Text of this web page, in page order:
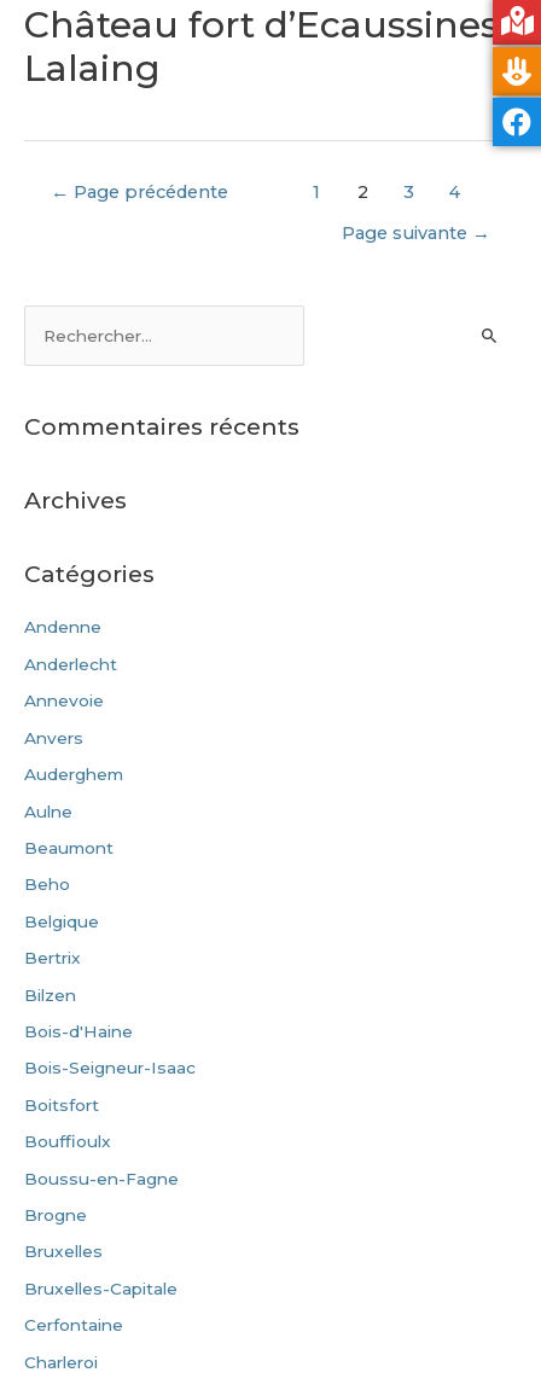
Château fort d’Ecaussines-
Lalaing
← Page précédente 1 2 3
4
Page suivante →
Commentaires récents
Archives
Catégories
Andenne
Anderlecht
Annevoie
Anvers
Auderghem
Aulne
Beaumont
Beho
Belgique
Bertrix
Bilzen
Bois-d'Haine
Bois-Seigneur-Isaac
Boitsfort
Bouffioulx
Boussu-en-Fagne
Brogne
Bruxelles
Bruxelles-Capitale
Cerfontaine
Charleroi